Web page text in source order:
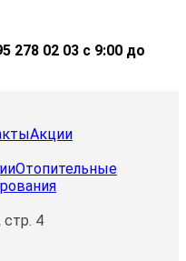
278 02 03 с 9:00 до
Акции
Отопительные
стр. 4